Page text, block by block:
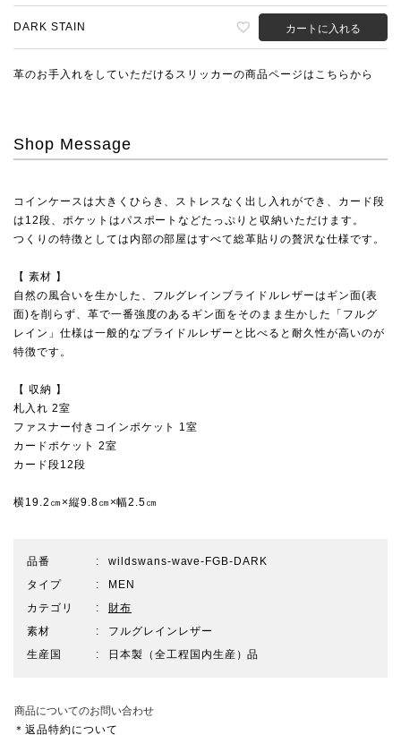
DARK STAIN カートに入れる
革のお手入れをしていただける スリッカーの商品ページはこちらから
Shop Message
コインケースは大きくひらき、ストレスなく出し入れができ、カード段
は12段、ポケットはパスポートなどたっぷりと収納いただけます。
つくりの特徴としては内部の部屋はすべて総革貼りの贅沢な仕様です。
【 素材 】
自然の風合いを生かした、フルグレインブライドルレザーはギン面(表
面)を削らず、革で一番強度のあるギン面をそのまま生かした「フルグ
レイン」仕様は一般的なブライドルレザーと比べると耐久性が高いのが
特徴です。
【 収納 】
札入れ 2室
ファスナー付きコインポケット 1室
カードポケット 2室
カード段12段
横19.2㎝×縦9.8㎝×幅2.5㎝
品番
wildswans-wave-FGB-DARK
タイプ
MEN
カテゴリ
財布
素材
フルグレインレザー
生産国
日本製（全工程国内生産）品
商品についてのお問い合わせ
＊返品特約について